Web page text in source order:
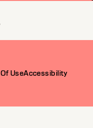
UseAccessibility